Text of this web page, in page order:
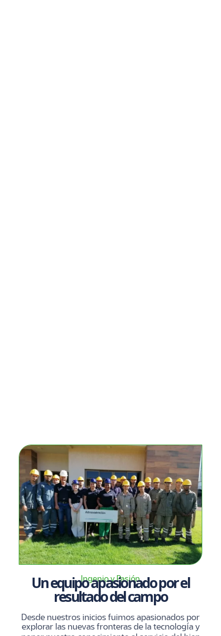
Ingenio y Pasión
Un equipo apasionado por el
resultado del campo
Desde nuestros inicios fuimos apasionados por
explorar las nuevas fronteras de la tecnología y